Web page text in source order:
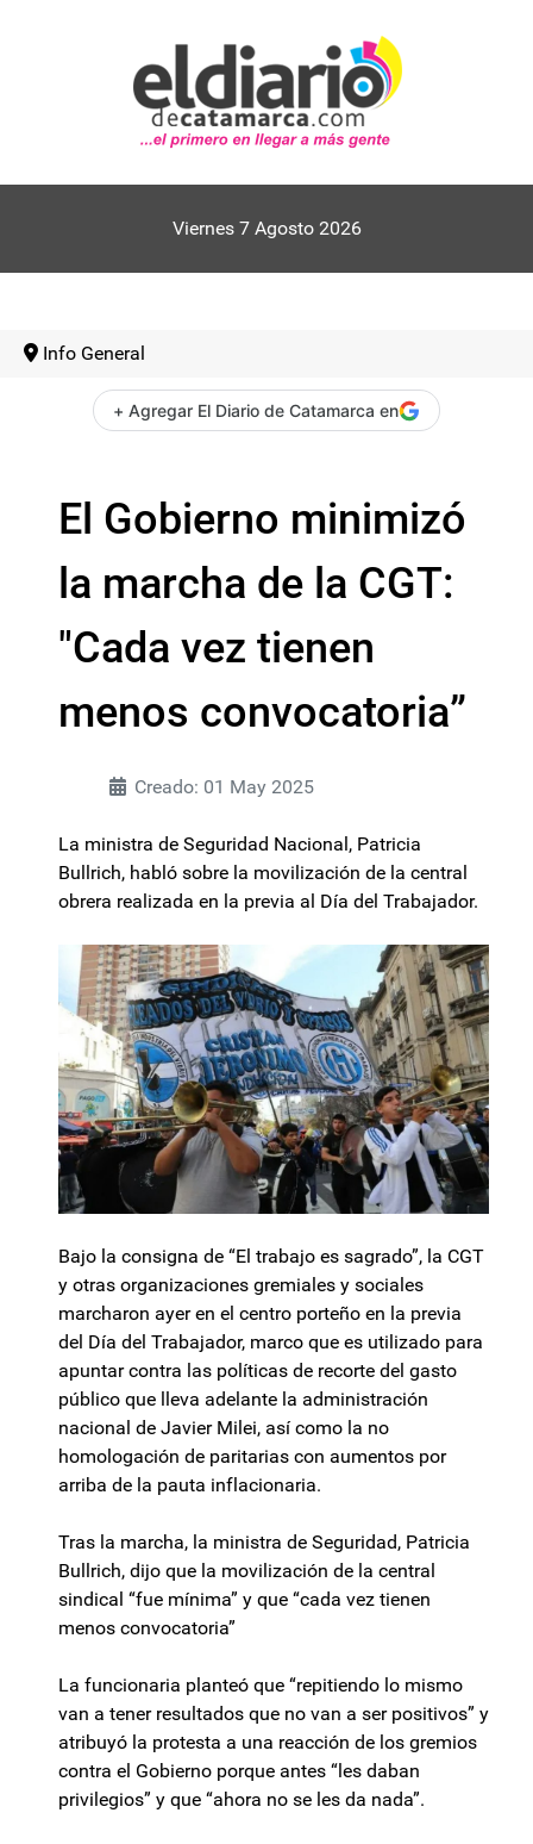
Viernes 7 Agosto 2026
Info General
+ Agregar El Diario de Catamarca en
El Gobierno minimizó
la marcha de la CGT:
"Cada vez tienen
menos convocatoria”
Creado: 01 May 2025
La ministra de Seguridad Nacional, Patricia
Bullrich, habló sobre la movilización de la central
obrera realizada en la previa al Día del Trabajador.
Bajo la consigna de “El trabajo es sagrado”, la CGT
y otras organizaciones gremiales y sociales
marcharon ayer en el centro porteño en la previa
del Día del Trabajador, marco que es utilizado para
apuntar contra las políticas de recorte del gasto
público que lleva adelante la administración
nacional de Javier Milei, así como la no
homologación de paritarias con aumentos por
arriba de la pauta inflacionaria.
Tras la marcha, la ministra de Seguridad, Patricia
Bullrich, dijo que la movilización de la central
sindical “fue mínima” y que “cada vez tienen
menos convocatoria”
La funcionaria planteó que “repitiendo lo mismo
van a tener resultados que no van a ser positivos” y
atribuyó la protesta a una reacción de los gremios
contra el Gobierno porque antes “les daban
privilegios” y que “ahora no se les da nada”.